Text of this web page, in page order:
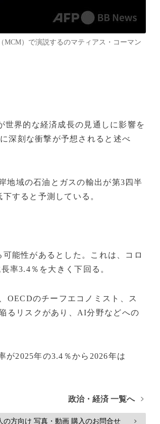
MCM）で演説するのマティアス・コーマン
世界的な経済成長の見通しに影響を
深刻な衝撃が予想されると述べ
地域の石油とガスの輸出が第3四半
すると予測している。
能性があるとした。これは、コロ
率3.4％を大きく下回る。
OECDのチーフエコノミスト、ス
るリスクがあり、AI分野などへの
が2025年の3.4％から2026年は
政治・経済 一覧へ >
の方向け 写真・動画 購入のお問合せ >